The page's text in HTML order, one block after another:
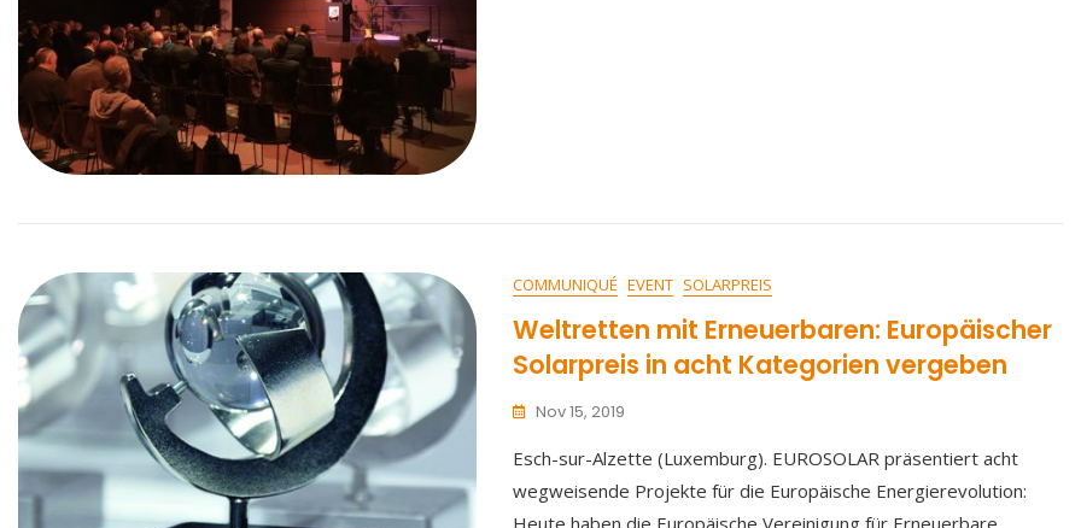
COMMUNIQUÉ EVENT SOLARPREIS
Weltretten mit Erneuerbaren: Europäischer
Solarpreis in acht Kategorien vergeben
Nov 15, 2019
Esch-sur-Alzette (Luxemburg). EUROSOLAR präsentiert acht
wegweisende Projekte für die Europäische Energierevolution:
Heute haben die Europäische Vereinigung für Erneuerbare